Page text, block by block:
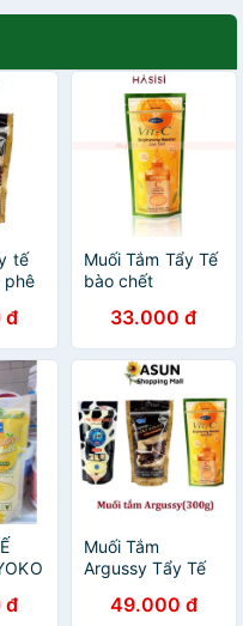
tế
phê
đ
Muối Tắm Tẩy Tế
bào chết
Brightening
Booster Spa Salt
300g
33.000 đ
đ
Muối Tắm
Argussy Tẩy Tế
Scrub Cho Da
49.000 đ